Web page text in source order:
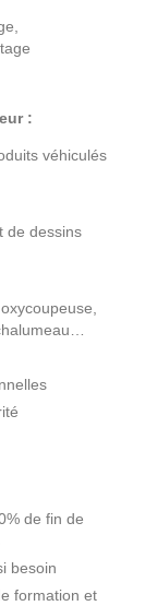
:
véhiculés
de dessins
de fin de
besoin
formation et